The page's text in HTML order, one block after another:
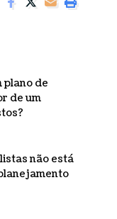
plano de
de um
não está